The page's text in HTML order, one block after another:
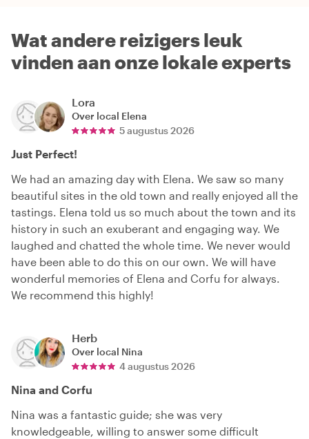
Wat andere reizigers leuk
vinden aan onze lokale experts
Lora
Over local Elena
5 augustus 2026
Just Perfect!
We had an amazing day with Elena. We saw so many
beautiful sites in the old town and really enjoyed all the
tastings. Elena told us so much about the town and its
history in such an exuberant and engaging way. We
laughed and chatted the whole time. We never would
have been able to do this on our own. We will have
wonderful memories of Elena and Corfu for always.
We recommend this highly!
Herb
Over local Nina
4 augustus 2026
Nina and Corfu
Nina was a fantastic guide; she was very
knowledgeable, willing to answer some difficult